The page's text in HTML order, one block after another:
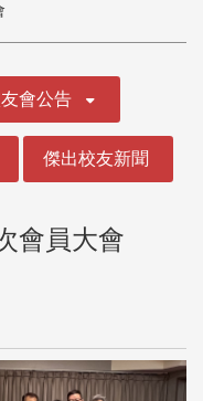
會公告
傑出校友新聞
會員大會